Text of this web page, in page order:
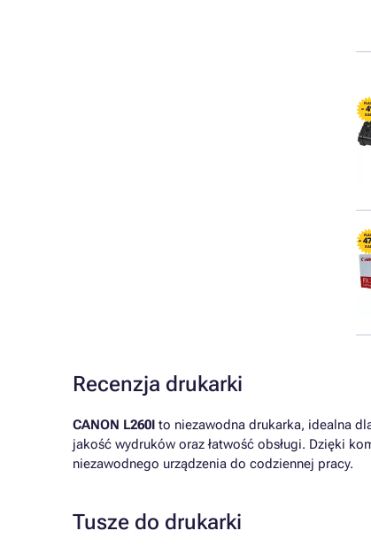
-
-
Recenzja drukarki
CANON L260I to niezawodna drukarka, idealna
jakość wydruków oraz łatwość obsługi. Dzięki
niezawodnego urządzenia do codziennej pracy.
Tusze do drukarki